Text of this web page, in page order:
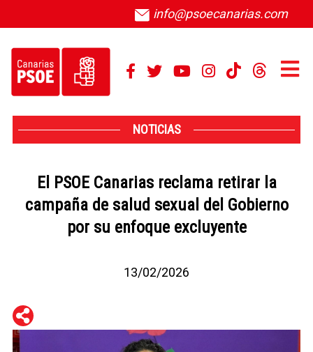
info@psoecanarias.com
NOTICIAS
El PSOE Canarias reclama retirar la
campaña de salud sexual del Gobierno
por su enfoque excluyente
13/02/2026